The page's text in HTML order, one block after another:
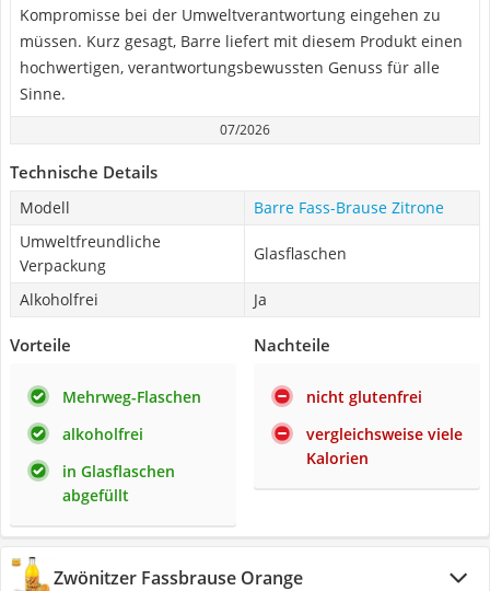
Kompromisse bei der Umweltverantwortung eingehen zu
müssen. Kurz gesagt, Barre liefert mit diesem Produkt einen
hochwertigen, verantwortungsbewussten Genuss für alle
Sinne.
07/2026
Technische Details
Modell
Barre Fass-Brause Zitrone
Umweltfreundliche
Verpackung
Glasflaschen
Alkoholfrei Ja
Vorteile
Mehrweg-Flaschen
alkoholfrei
in Glasflaschen
abgefüllt
Nachteile
nicht glutenfrei
vergleichsweise viele
Kalorien
‎Zwönitzer Fassbrause Orange